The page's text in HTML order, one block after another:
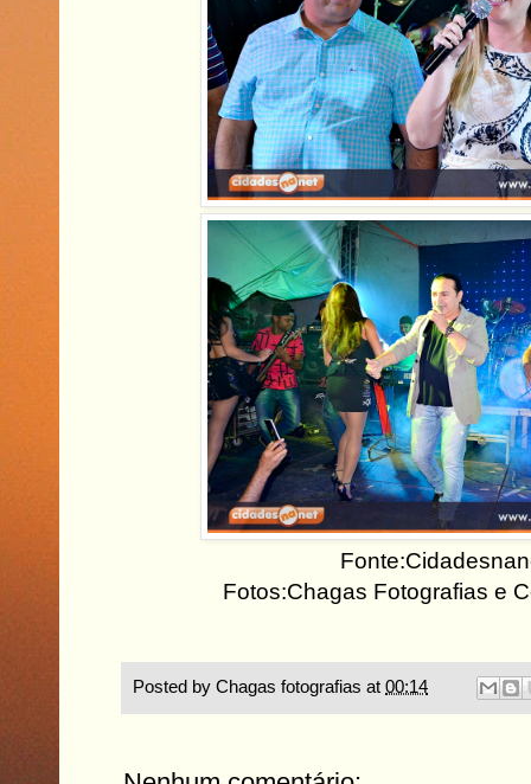
Fotos:Chagas Fotografias e
Posted by Chagas fotografias at 00:14